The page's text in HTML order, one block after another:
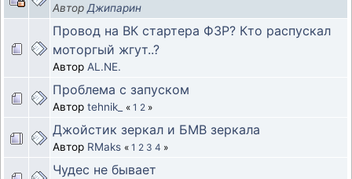
Автор Джипарин
Провод на ВК стартера Ф3Р? Кто распускал
моторгый жгут..?
Автор AL.NE.
Проблема с запуском
Автор tehnik_ « 1 2 »
Джойстик зеркал и БМВ зеркала
Автор RMaks « 1 2 3 4 »
Чудес не бывает